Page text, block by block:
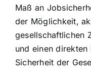
Maß an
der Möglichkeit,
gesellschaftlichen
und einen
Sicherheit der